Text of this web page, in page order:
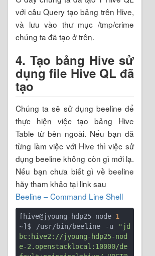
với câu Query tạo bảng trên Hive,
và lưu vào thư mục /tmp/crime
chúng ta đã tạo ở trên.
4. Tạo bảng Hive sử
dụng file Hive QL đã
tạo
Chúng ta sẽ sử dụng beeline để
thực hiện việc tạo bảng Hive
Table từ bên ngoài. Nếu bạn đã
từng làm việc với Hive thì việc sử
dụng beeline không còn gì mới lạ.
Nếu bạn chưa biết gì về beeline
hãy tham khảo tại link sau
Beeline – Command Line Shell
[hive@jyoung-hdp25-node-1
~]$ /usr/bin/beeline -u
"jd
bc:hive2://jyoung-hdp25-nod
e-2.openstacklocal:10000/de